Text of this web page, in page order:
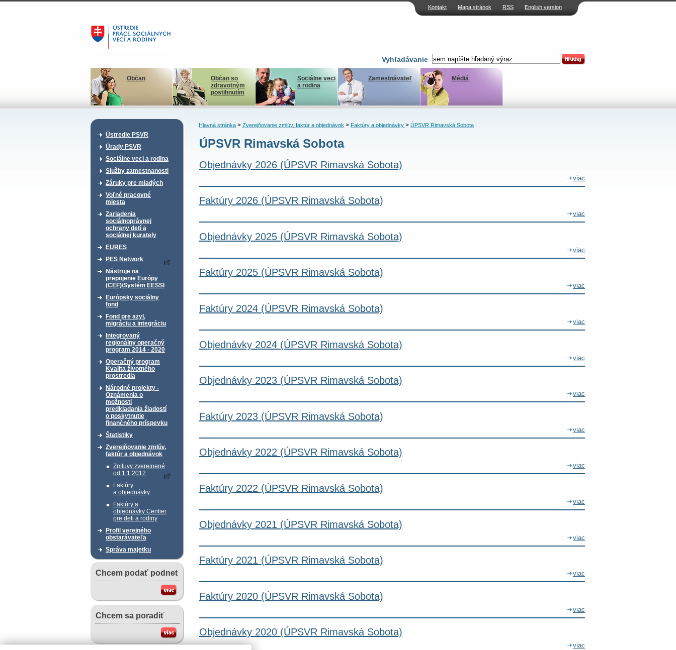
Kontakt Mapa stránok RSS English version
Vyhľadávanie
Občan
Občan so
zdravotným
postihnutím
Sociálne veci
a rodina
Zamestnávateľ Médiá
Ústredie PSVR
Úrady PSVR
Sociálne veci a rodina
Služby zamestnanosti
Záruky pre mladých
Voľné pracovné
miesta
Zariadenia
sociálnoprávnej
ochrany detí a
sociálnej kurately
EURES
PES Network
Nástroje na
prepojenie Európy
(CEF)/Systém EESSI
Európsky sociálny
fond
Fond pre azyl,
migráciu a integráciu
Integrovaný
regionálny operačný
program 2014 - 2020
Operačný program
Kvalita životného
prostredia
Národné projekty -
Oznámenia o
možnosti
predkladania žiadostí
o poskytnutie
finančného príspevku
Štatistiky
Zverejňovanie zmlúv,
faktúr a objednávok
Zmluvy zverejnené
od 1.1.2012
Faktúry
a objednávky
Faktúry a
objednávky Centier
pre deti a rodiny
Profil verejného
obstarávateľa
Správa majetku
Chcem podať podnet
Chcem sa poradiť
Hlavná stránka> Zverejňovanie zmlúv, faktúr a objednávok> Faktúry a objednávky > ÚPSVR Rimavská Sobota
ÚPSVR Rimavská Sobota
Objednávky 2026 (ÚPSVR Rimavská Sobota)
viac
Faktúry 2026 (ÚPSVR Rimavská Sobota)
viac
Objednávky 2025 (ÚPSVR Rimavská Sobota)
viac
Faktúry 2025 (ÚPSVR Rimavská Sobota)
viac
Faktúry 2024 (ÚPSVR Rimavská Sobota)
viac
Objednávky 2024 (ÚPSVR Rimavská Sobota)
viac
Objednávky 2023 (ÚPSVR Rimavská Sobota)
viac
Faktúry 2023 (ÚPSVR Rimavská Sobota)
viac
Objednávky 2022 (ÚPSVR Rimavská Sobota)
viac
Faktúry 2022 (ÚPSVR Rimavská Sobota)
viac
Objednávky 2021 (ÚPSVR Rimavská Sobota)
viac
Faktúry 2021 (ÚPSVR Rimavská Sobota)
viac
Faktúry 2020 (ÚPSVR Rimavská Sobota)
viac
Objednávky 2020 (ÚPSVR Rimavská Sobota)
viac